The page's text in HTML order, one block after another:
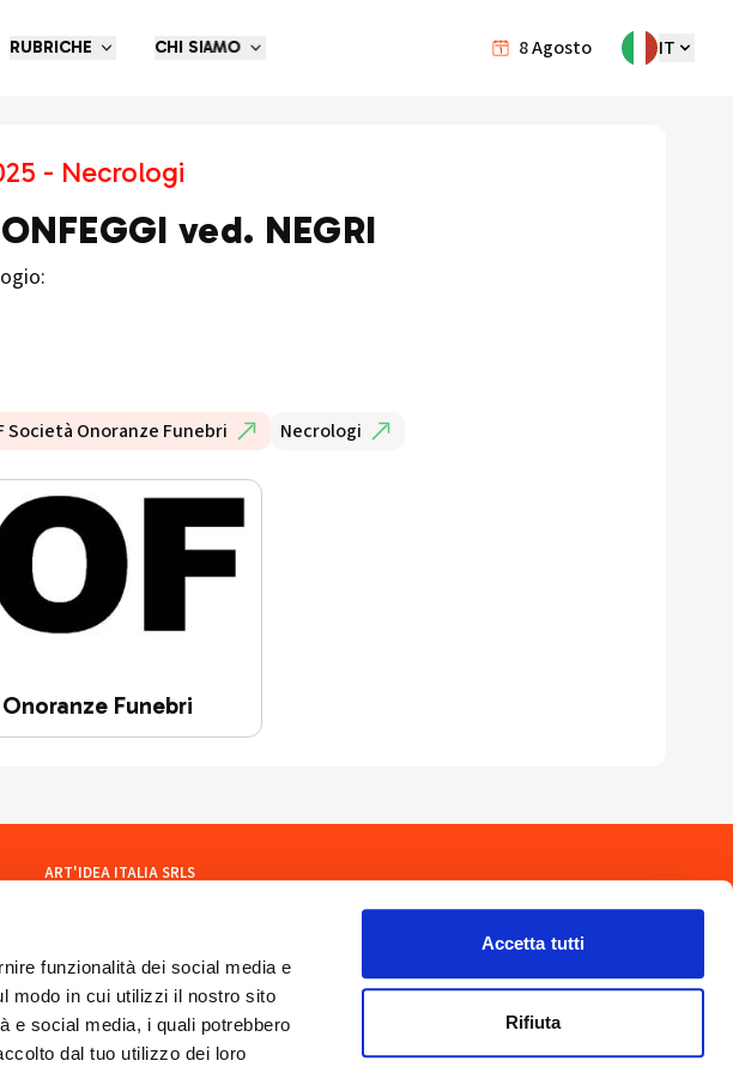
funzionalità dei social media e
modo in cui utilizzi il nostro sito
e social media, i quali potrebbero
dal tuo utilizzo dei loro
Accetta tutti
Rifiuta
8Agosto IT
RUBRICHE CHI SIAMO
- Necrologi
ved. NEGRI
Società Onoranze Funebri Necrologi
Funebri
ART'IDEA ITALIA SRLS
artideaitaliasrls@legalmail.it